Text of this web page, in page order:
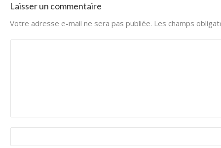
Laisser un commentaire
Votre adresse e-mail ne sera pas publiée. Les champs